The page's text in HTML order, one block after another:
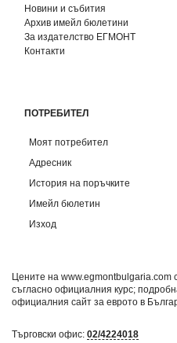
Новини и събития
Архив имейл бюлетини
За издателство ЕГМОНТ
Контакти
ПОТРЕБИТЕЛ
Моят потребител
Адресник
История на поръчките
Имейл бюлетин
Изход
Цените на www.egmontbulgaria.com
съгласно официалния курс;
официалния сайт за еврото в
Търговски офис: 02/4224018